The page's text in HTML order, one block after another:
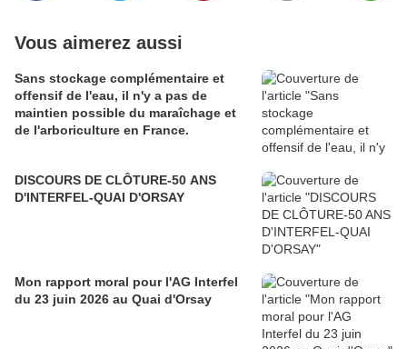
Vous aimerez aussi
Sans stockage complémentaire et
offensif de l'eau, il n'y a pas de
maintien possible du maraîchage et
de l'arboriculture en France.
DISCOURS DE CLÔTURE-50 ANS
D'INTERFEL-QUAI D'ORSAY
Mon rapport moral pour l'AG Interfel
du 23 juin 2026 au Quai d'Orsay